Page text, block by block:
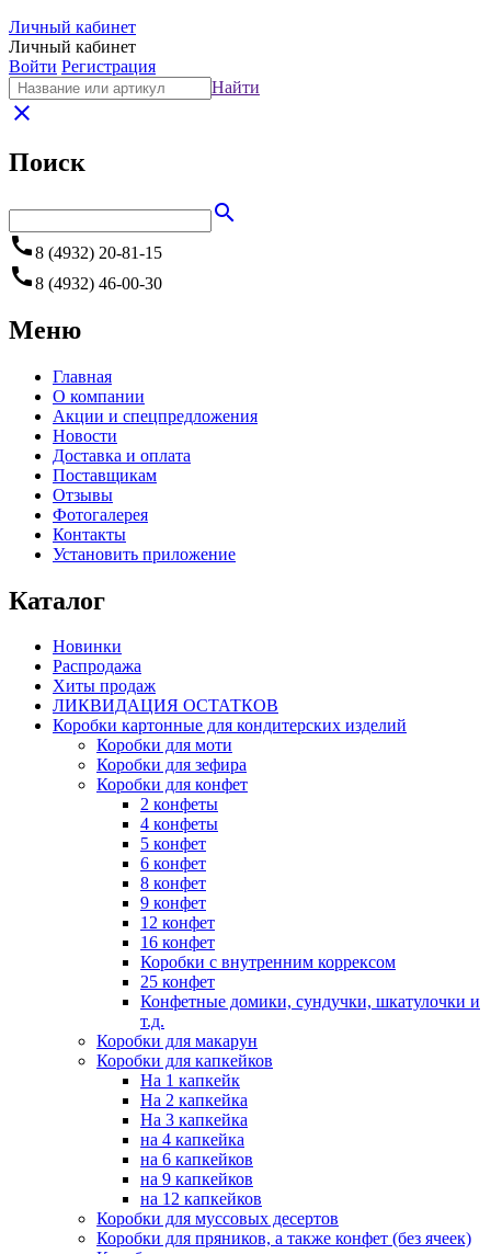
Личный кабинет
Личный кабинет
Войти Регистрация
Найти
close
Поиск
search
call8 (4932) 20-81-15
call8 (4932) 46-00-30
Меню
Главная
О компании
Акции и спецпредложения
Новости
Доставка и оплата
Поставщикам
Отзывы
Фотогалерея
Контакты
Установить приложение
Каталог
Новинки
Распродажа
Хиты продаж
ЛИКВИДАЦИЯ ОСТАТКОВ
Коробки картонные для кондитерских изделий
Коробки для моти
Коробки для зефира
Коробки для конфет
2 конфеты
4 конфеты
5 конфет
6 конфет
8 конфет
9 конфет
12 конфет
16 конфет
Коробки с внутренним коррексом
25 конфет
Конфетные домики, сундучки, шкатулочки и
т.д.
Коробки для макарун
Коробки для капкейков
На 1 капкейк
На 2 капкейка
На 3 капкейка
на 4 капкейка
на 6 капкейков
на 9 капкейков
на 12 капкейков
Коробки для муссовых десертов
Коробки для пряников, а также конфет (без ячеек)